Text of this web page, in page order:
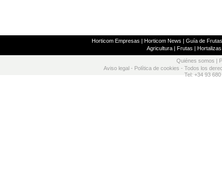
Horticom Empresas | Horticom News | Guía de
Agricultura| Frutas | Hortalizas
Quiénes somos
Aviso legal - Política de cookies - Todos los
Tel: +34 93